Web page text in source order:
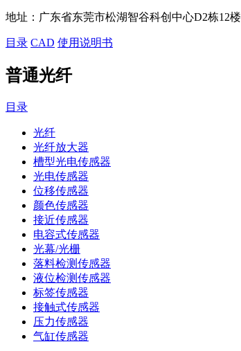
地址： 广东省东莞市松湖智谷科创中心D2栋12楼
目录 CAD 使用说明书
普通光纤
目录
光纤
光纤放大器
槽型光电传感器
光电传感器
位移传感器
颜色传感器
接近传感器
电容式传感器
光幕/光栅
落料检测传感器
液位检测传感器
标签传感器
接触式传感器
压力传感器
气缸传感器